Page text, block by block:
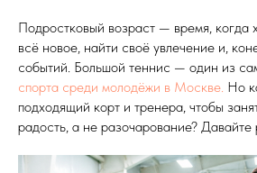
Подростковый возраст — время, когда
всё новое, найти своё увлечение и,
событий. Большой теннис — один из
спорта среди молодёжи в Москве. Но
подходящий корт и тренера, чтобы
радость, а не разочарование? Давайте